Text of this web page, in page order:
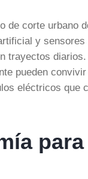
de corte urbano
y
trayectos
pueden
eléctricos que